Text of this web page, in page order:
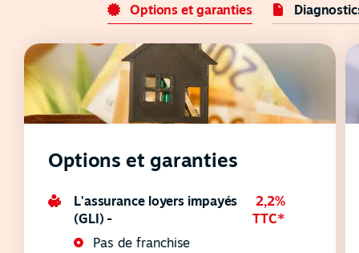
Options et garanties
Options et garanties
L'assurance loyers impayés
(GLI) -
2,2%
TTC*
Pas de franchise